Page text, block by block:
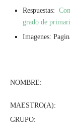
Respuestas:
grado de
Imagenes:
GRUPO: